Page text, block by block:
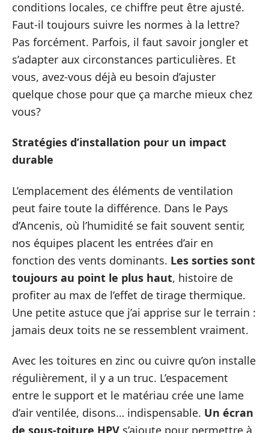
conditions locales, ce chiffre peut être ajusté.
Faut-il toujours suivre les normes à la lettre?
Pas forcément. Parfois, il faut savoir jongler et
s’adapter aux circonstances particulières. Et
vous, avez-vous déjà eu besoin d’ajuster
quelque chose pour que ça marche mieux chez
vous?
Stratégies d’installation pour un impact
durable
L’emplacement des éléments de ventilation
peut faire toute la différence. Dans le Pays
d’Ancenis, où l’humidité se fait souvent sentir,
nos équipes placent les entrées d’air en
fonction des vents dominants. Les sorties sont
toujours au point le plus haut, histoire de
profiter au max de l’effet de tirage thermique.
Une petite astuce que j’ai apprise sur le terrain :
jamais deux toits ne se ressemblent vraiment.
Avec les toitures en zinc ou cuivre qu’on installe
régulièrement, il y a un truc. L’espacement
entre le support et le matériau crée une lame
d’air ventilée, disons… indispensable. Un écran
de sous-toiture HPV s’ajoute pour permettre à